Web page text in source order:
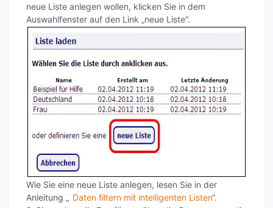
neue Liste anlegen wollen, klicken Sie in dem
Auswahlfenster auf den Link „neue Liste“.
Wie Sie eine neue Liste anlegen, lesen Sie in der
Anleitung „ Daten filtern mit intelligenten Listen“.